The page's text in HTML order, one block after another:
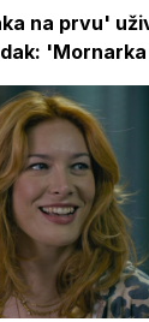
na prvu'